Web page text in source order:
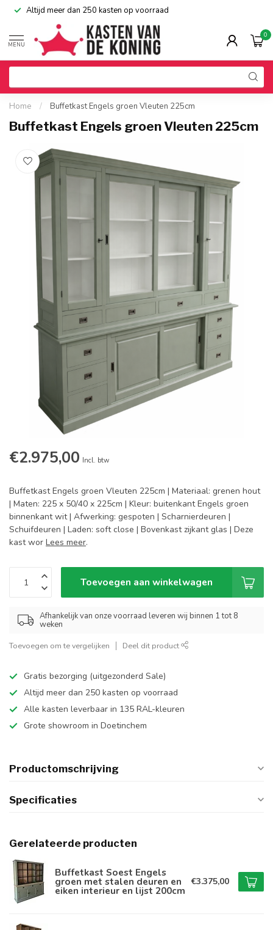
Altijd meer dan 250 kasten op voorraad
MENU
0
Home / Buffetkast Engels groen Vleuten 225cm
Buffetkast Engels groen Vleuten 225cm
€2.975,00 Incl. btw
Buffetkast Engels groen Vleuten 225cm | Materiaal: grenen hout
| Maten: 225 x 50/40 x 225cm | Kleur: buitenkant Engels groen
binnenkant wit | Afwerking: gespoten | Scharnierdeuren |
Schuifdeuren | Laden: soft close | Bovenkast zijkant glas | Deze
kast wor Lees meer.
Toevoegen aan winkelwagen
Afhankelijk van onze voorraad leveren wij binnen 1 tot 8
weken
Toevoegen om te vergelijken Deel dit product
Gratis bezorging (uitgezonderd Sale)
Altijd meer dan 250 kasten op voorraad
Alle kasten leverbaar in 135 RAL-kleuren
Grote showroom in Doetinchem
Productomschrijving
Specificaties
Gerelateerde producten
Buffetkast Soest Engels
groen met stalen deuren en
eiken interieur en lijst 200cm
€3.375,00